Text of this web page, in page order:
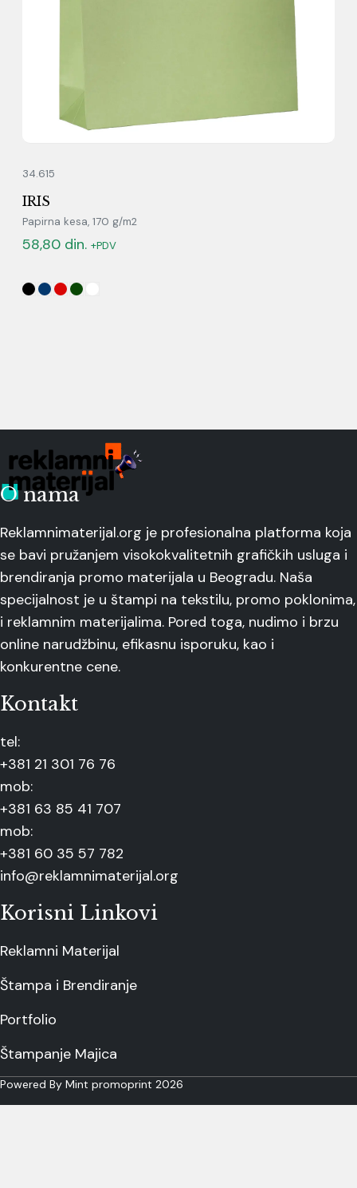
34.615
IRIS
Papirna kesa, 170 g/m2
58,80 din. +PDV
O nama
Reklamnimaterijal.org je profesionalna platforma koja
se bavi pružanjem visokokvalitetnih grafičkih usluga i
brendiranja promo materijala u Beogradu. Naša
specijalnost je u štampi na tekstilu, promo poklonima,
i reklamnim materijalima. Pored toga, nudimo i brzu
online narudžbinu, efikasnu isporuku, kao i
konkurentne cene.
Kontakt
tel:
+381 21 301 76 76
mob:
+381 63 85 41 707
mob:
+381 60 35 57 782
info@reklamnimaterijal.org
Korisni Linkovi
Reklamni Materijal
Štampa i Brendiranje
Portfolio
Štampanje Majica
Powered By Mint promoprint 2026